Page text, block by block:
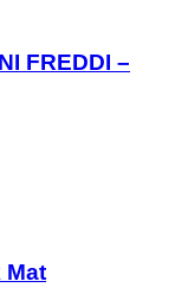
FREDDI –
Mat